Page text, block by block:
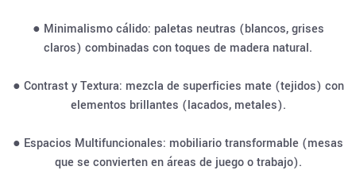
● Minimalismo cálido: paletas neutras (blancos, grises
claros) combinadas con toques de madera natural.
● Contrast y Textura: mezcla de superficies mate (tejidos) con
elementos brillantes (lacados, metales).
● Espacios Multifuncionales: mobiliario transformable (mesas
que se convierten en áreas de juego o trabajo).